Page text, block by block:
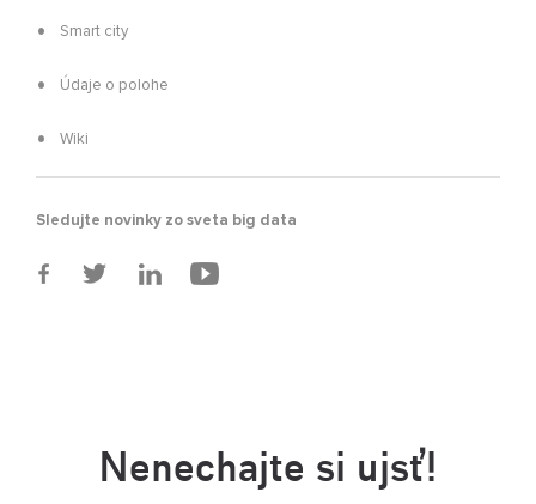
Smart city
Údaje o polohe
Wiki
Sledujte novinky zo sveta big data
Nenechajte si ujsť!